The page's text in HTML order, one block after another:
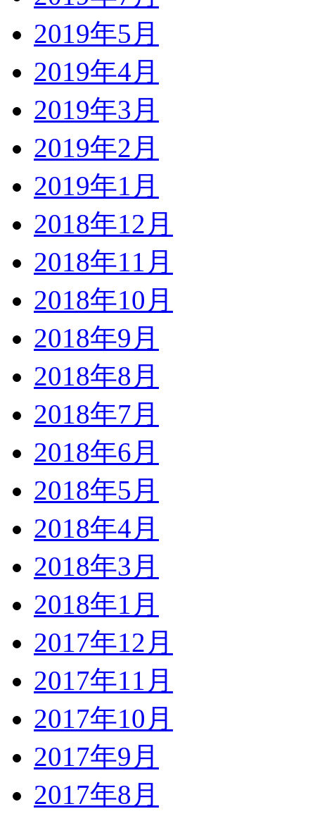
2019年5月
2019年4月
2019年3月
2019年2月
2019年1月
2018年12月
2018年11月
2018年10月
2018年9月
2018年8月
2018年7月
2018年6月
2018年5月
2018年4月
2018年3月
2018年1月
2017年12月
2017年11月
2017年10月
2017年9月
2017年8月